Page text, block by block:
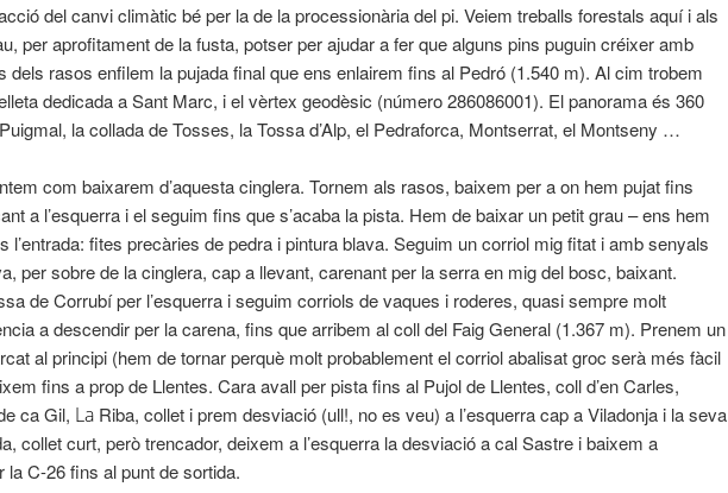
del canvi climàtic bé per la de la processionària del pi. Veiem treballs forestals aquí i als
per aprofitament de la fusta, potser per ajudar a fer que alguns pins puguin créixer amb
dels rasos enfilem la pujada final que ens enlairem fins al Pedró (1.540 m). Al cim trobem
dedicada a Sant Marc, i el vèrtex geodèsic (número 286086001). El panorama és 360
la collada de Tosses, la Tossa d’Alp, el Pedraforca, Montserrat, el Montseny …
com baixarem d’aquesta cinglera. Tornem als rasos, baixem per a on hem pujat fins
a l’esquerra i el seguim fins que s’acaba la pista. Hem de baixar un petit grau –ens hem
l’entrada: fites precàries de pedra i pintura blava. Seguim un corriol mig fitat i amb senyals
per sobre de la cinglera, cap a llevant, carenant per la serra en mig del bosc, baixant.
de Corrubí per l’esquerra i seguim corriols de vaques i roderes, quasi sempre molt
a descendir per la carena, fins que arribem al coll del Faig General (1.367 m). Prenem un
al principi (hem de tornar perquè molt probablement el corriol abalisat groc serà més fàcil
fins a prop de Llentes. Cara avall per pista fins al Pujol de Llentes, coll d’en Carles,
ca Gil, La Riba, collet i prem desviació (ull!, no es veu) a l’esquerra cap a Viladonja i la seva
collet curt, però trencador, deixem a l’esquerra la desviació a cal Sastre i baixem a
la C-26 fins al punt de sortida.